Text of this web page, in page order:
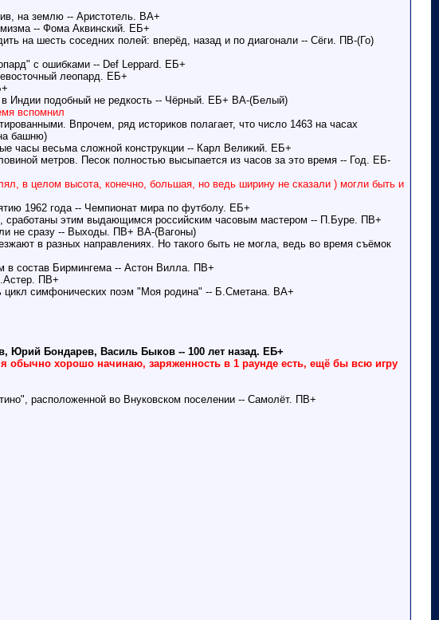
на землю -- Аристотель. ВА+
-- Фома Аквинский. ЕБ+
на шесть соседних полей: вперёд, назад и по диагонали -- Сёги. ПВ-(Го)
с ошибками -- Def Leppard. ЕБ+
леопард. ЕБ+
в Индии подобный не редкость -- Чёрный. ЕБ+ ВА-(Белый)
вспомнил
Впрочем, ряд историков полагает, что число 1463 на часах
башню)
часы весьма сложной конструкции -- Карл Великий. ЕБ+
метров. Песок полностью высыпается из часов за это время -- Год. ЕБ-
в целом высота, конечно, большая, но ведь ширину не сказали ) могли быть и
1962 года -- Чемпионат мира по футболу. ЕБ+
сработаны этим выдающимся российским часовым мастером -- П.Буре. ПВ+
не сразу -- Выходы. ПВ+ ВА-(Вагоны)
в разных направлениях. Но такого быть не могла, ведь во время съёмок
в состав Бирмингема -- Астон Вилла. ПВ+
ПВ+
цикл симфонических поэм "Моя родина" -- Б.Сметана. ВА+
Юрий Бондарев, Василь Быков -- 100 лет назад. ЕБ+
обычно хорошо начинаю, заряженность в 1 раунде есть, ещё бы всю игру
расположенной во Внуковском поселении -- Самолёт. ПВ+